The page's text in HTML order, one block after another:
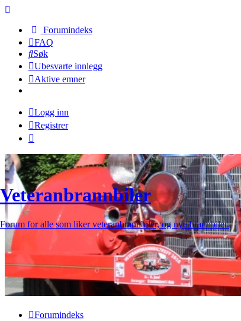
Forumindeks
FAQ
Søk
Ubesvarte innlegg
Aktive emner
Logg inn
Registrer
Veteranbrannbiler
Forum for alle som liker veteranbrannbiler, og nye brannbiler.
Forumindeks